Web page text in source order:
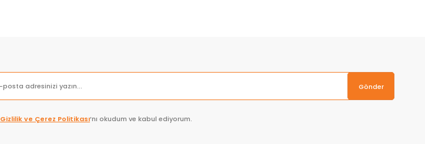
Gönder
Gizlilik ve Çerez Politikası’nı okudum ve kabul ediyorum.